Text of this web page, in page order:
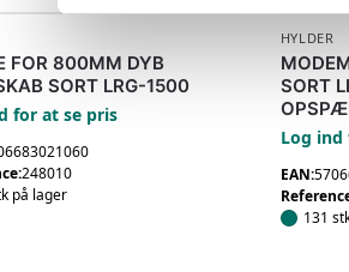
v
l
FOR 800MM DYB
SORT LRG-1500
for at se pris
248010
på lager
HYLDER
SORT
Log ind
EAN:
131